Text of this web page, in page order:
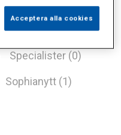
Specialister (0)
Sophianytt (1)
Acceptera alla cookies